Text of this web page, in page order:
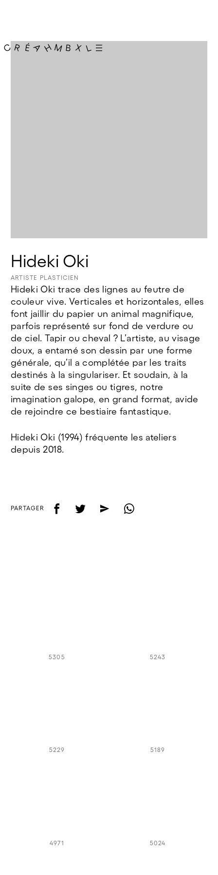
Hideki Oki
ARTISTE PLASTICIEN
Hideki Oki trace des lignes au feutre de
couleur vive. Verticales et horizontales, elles
font jaillir du papier un animal magnifique,
parfois représenté sur fond de verdure ou
de ciel. Tapir ou cheval ? L’artiste, au visage
doux, a entamé son dessin par une forme
générale, qu’il a complétée par les traits
destinés à la singulariser. Et soudain, à la
suite de ses singes ou tigres, notre
imagination galope, en grand format, avide
de rejoindre ce bestiaire fantastique.
Hideki Oki (1994) fréquente les ateliers
depuis 2018.
PARTAGER f t e w
5305 5243
5229 5189
4971 5024